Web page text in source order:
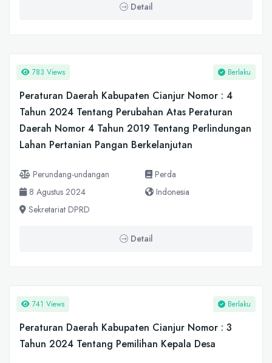
Detail
783 Views Berlaku
Peraturan Daerah Kabupaten Cianjur Nomor : 4
Tahun 2024 Tentang Perubahan Atas Peraturan
Daerah Nomor 4 Tahun 2019 Tentang Perlindungan
Lahan Pertanian Pangan Berkelanjutan
Perundang-undangan
Perda
8 Agustus 2024
Indonesia
Sekretariat DPRD
Detail
741 Views Berlaku
Peraturan Daerah Kabupaten Cianjur Nomor : 3
Tahun 2024 Tentang Pemilihan Kepala Desa